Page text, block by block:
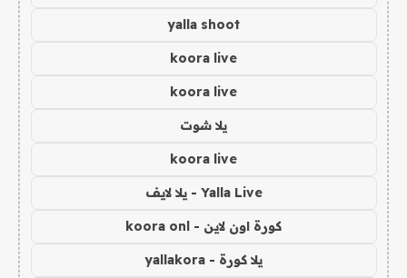
yalla shoot
koora live
koora live
يلا شوت
koora live
Yalla Live - يلا لايف
كورة اون لاين - koora onl
يلا كورة - yallakora